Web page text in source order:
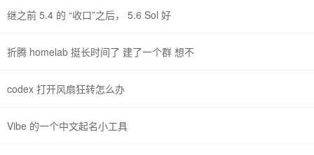
继之前 5.4 的 “收口”之后， 5.6 Sol 好
折腾 homelab 挺长时间了 建了一个群 想不
codex 打开风扇狂转怎么办
Vibe 的一个中文起名小工具